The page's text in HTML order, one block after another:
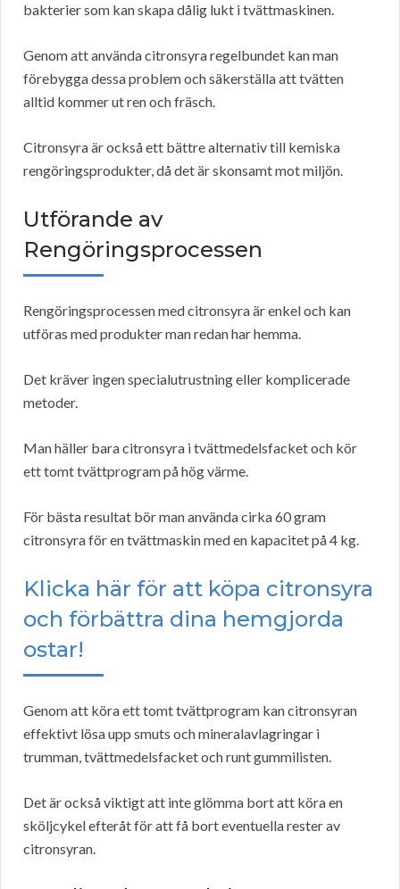
bakterier som kan skapa dålig lukt i tvättmaskinen.
Genom att använda citronsyra regelbundet kan man
förebygga dessa problem och säkerställa att tvätten
alltid kommer ut ren och fräsch.
Citronsyra är också ett bättre alternativ till kemiska
rengöringsprodukter, då det är skonsamt mot miljön.
Utförande av
Rengöringsprocessen
Rengöringsprocessen med citronsyra är enkel och kan
utföras med produkter man redan har hemma.
Det kräver ingen specialutrustning eller komplicerade
metoder.
Man häller bara citronsyra i tvättmedelsfacket och kör
ett tomt tvättprogram på hög värme.
För bästa resultat bör man använda cirka 60 gram
citronsyra för en tvättmaskin med en kapacitet på 4 kg.
Klicka här för att köpa citronsyra
och förbättra dina hemgjorda
ostar!
Genom att köra ett tomt tvättprogram kan citronsyran
effektivt lösa upp smuts och mineralavlagringar i
trumman, tvättmedelsfacket och runt gummilisten.
Det är också viktigt att inte glömma bort att köra en
sköljcykel efteråt för att få bort eventuella rester av
citronsyran.